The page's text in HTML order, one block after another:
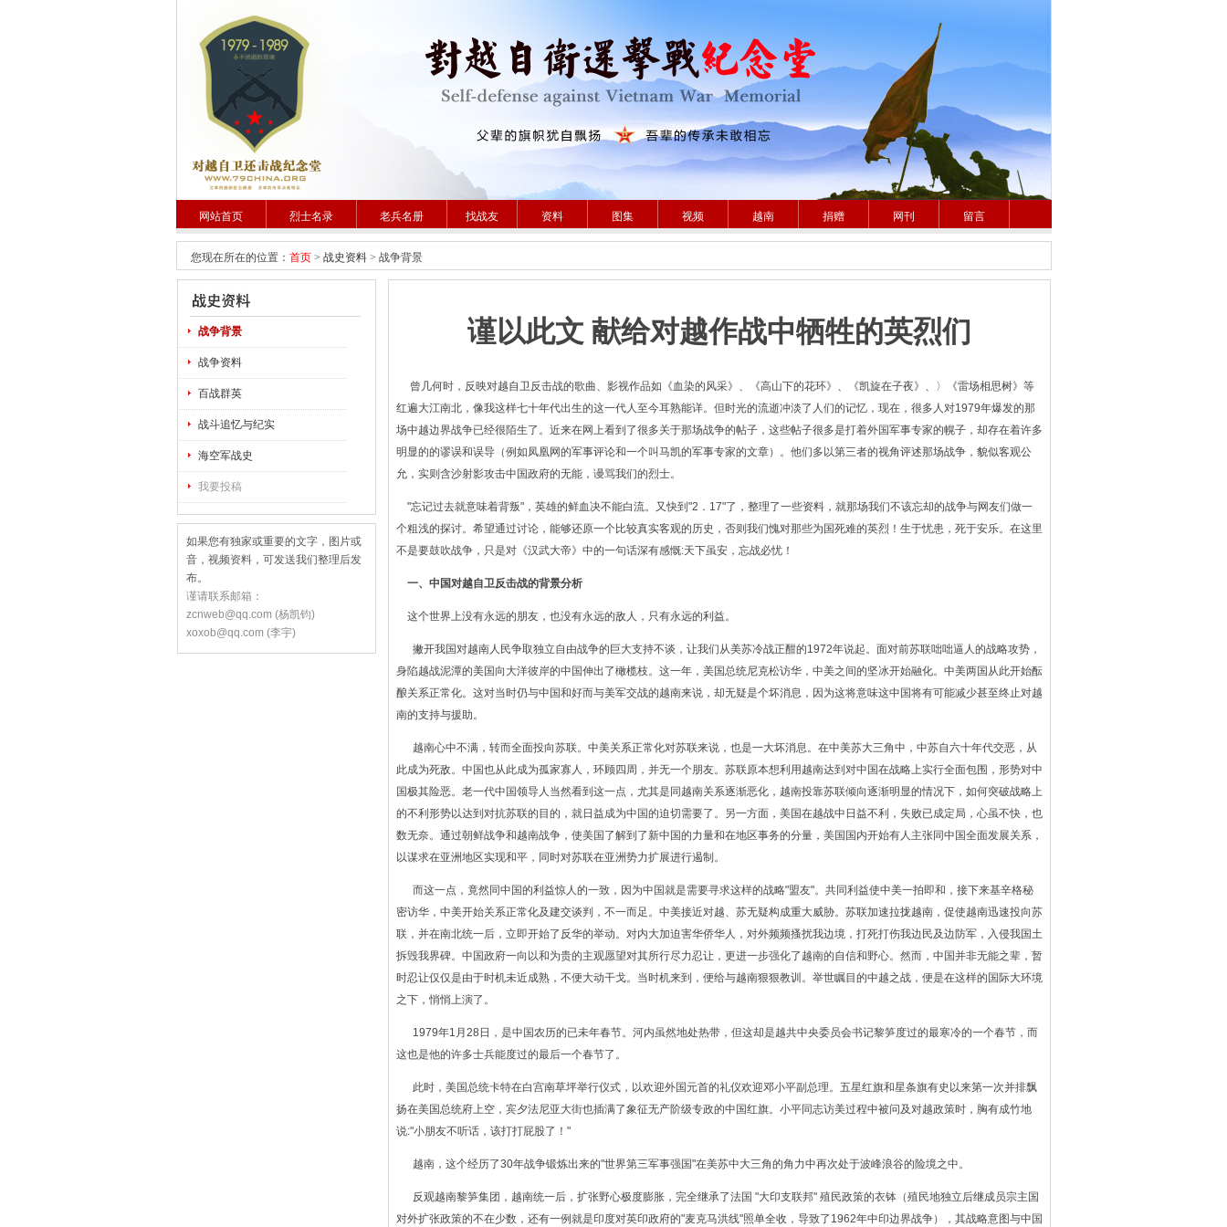
网站首页 烈士名录 老兵名册 找战友 资料 图集 视频 越南 捐赠 网刊 留言
您现在所在的位置： 首页> 战史资料> 战争背景
战争背景
战争资料
百战群英
战斗追忆与纪实
海空军战史
我要投稿
如果您有独家或重要的文字，图片或
音，视频资料，可发送我们整理后发
布。
谨请联系邮箱：
zcnweb@qq.com (杨凯钧)
xoxob@qq.com (李宇)
谨以此文 献给对越作战中牺牲的英烈们
曾几何时，反映对越自卫反击战的歌曲、影视作品如《血染的风采》、《高山下的花环》、《凯旋在子夜》、〉《雷场相思树》等
红遍大江南北，像我这样七十年代出生的这一代人至今耳熟能详。但时光的流逝冲淡了人们的记忆，现在，很多人对1979年爆发的那
场中越边界战争已经很陌生了。近来在网上看到了很多关于那场战争的帖子，这些帖子很多是打着外国军事专家的幌子，却存在着许多
明显的的谬误和误导（例如凤凰网的军事评论和一个叫马凯的军事专家的文章）。他们多以第三者的视角评述那场战争，貌似客观公
允，实则含沙射影攻击中国政府的无能，谩骂我们的烈士。
"忘记过去就意味着背叛"，英雄的鲜血决不能白流。又快到"2．17"了，整理了一些资料，就那场我们不该忘却的战争与网友们做一
个粗浅的探讨。希望通过讨论，能够还原一个比较真实客观的历史，否则我们愧对那些为国死难的英烈！生于忧患，死于安乐。在这里
不是要鼓吹战争，只是对《汉武大帝》中的一句话深有感慨:天下虽安，忘战必忧！
一、中国对越自卫反击战的背景分析
这个世界上没有永远的朋友，也没有永远的敌人，只有永远的利益。
撇开我国对越南人民争取独立自由战争的巨大支持不谈，让我们从美苏冷战正酣的1972年说起。面对前苏联咄咄逼人的战略攻势，
身陷越战泥潭的美国向大洋彼岸的中国伸出了橄榄枝。这一年，美国总统尼克松访华，中美之间的坚冰开始融化。中美两国从此开始酝
酿关系正常化。这对当时仍与中国和好而与美军交战的越南来说，却无疑是个坏消息，因为这将意味这中国将有可能减少甚至终止对越
南的支持与援助。
越南心中不满，转而全面投向苏联。中美关系正常化对苏联来说，也是一大坏消息。在中美苏大三角中，中苏自六十年代交恶，从
此成为死敌。中国也从此成为孤家寡人，环顾四周，并无一个朋友。苏联原本想利用越南达到对中国在战略上实行全面包围，形势对中
国极其险恶。老一代中国领导人当然看到这一点，尤其是同越南关系逐渐恶化，越南投靠苏联倾向逐渐明显的情况下，如何突破战略上
的不利形势以达到对抗苏联的目的，就日益成为中国的迫切需要了。另一方面，美国在越战中日益不利，失败已成定局，心虽不快，也
数无奈。通过朝鲜战争和越南战争，使美国了解到了新中国的力量和在地区事务的分量，美国国内开始有人主张同中国全面发展关系，
以谋求在亚洲地区实现和平，同时对苏联在亚洲势力扩展进行遏制。
而这一点，竟然同中国的利益惊人的一致，因为中国就是需要寻求这样的战略"盟友"。共同利益使中美一拍即和，接下来基辛格秘
密访华，中美开始关系正常化及建交谈判，不一而足。中美接近对越、苏无疑构成重大威胁。苏联加速拉拢越南，促使越南迅速投向苏
联，并在南北统一后，立即开始了反华的举动。对内大加迫害华侨华人，对外频频搔扰我边境，打死打伤我边民及边防军，入侵我国土
拆毁我界碑。中国政府一向以和为贵的主观愿望对其所行尽力忍让，更进一步强化了越南的自信和野心。然而，中国并非无能之辈，暂
时忍让仅仅是由于时机未近成熟，不便大动干戈。当时机来到，便给与越南狠狠教训。举世瞩目的中越之战，便是在这样的国际大环境
之下，悄悄上演了。
1979年1月28日，是中国农历的已未年春节。河内虽然地处热带，但这却是越共中央委员会书记黎笋度过的最寒冷的一个春节，而
这也是他的许多士兵能度过的最后一个春节了。
此时，美国总统卡特在白宫南草坪举行仪式，以欢迎外国元首的礼仪欢迎邓小平副总理。五星红旗和星条旗有史以来第一次并排飘
扬在美国总统府上空，宾夕法尼亚大街也插满了象征无产阶级专政的中国红旗。小平同志访美过程中被问及对越政策时，胸有成竹地
说:"小朋友不听话，该打打屁股了！"
越南，这个经历了30年战争锻炼出来的"世界第三军事强国"在美苏中大三角的角力中再次处于波峰浪谷的险境之中。
反观越南黎笋集团，越南统一后，扩张野心极度膨胀，完全继承了法国 "大印支联邦" 殖民政策的衣钵（殖民地独立后继成员宗主国
对外扩张政策的不在少数，还有一例就是印度对英印政府的"麦克马洪线"照单全收，导致了1962年中印边界战争），其战略意图与中国